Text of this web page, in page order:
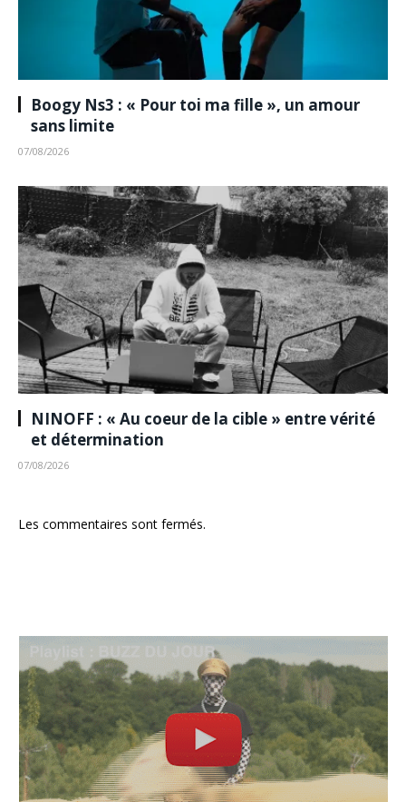
Boogy Ns3 : « Pour toi ma fille », un amour
sans limite
07/08/2026
NINOFF : « Au coeur de la cible » entre vérité
et détermination
07/08/2026
Les commentaires sont fermés.